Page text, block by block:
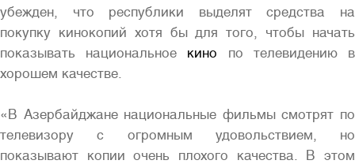
убежден, что республики выделят средства на
покупку кинокопий хотя бы для того, чтобы начать
показывать национальное кино по телевидению в
хорошем качестве.
«В Азербайджане национальные фильмы смотрят по
телевизору с огромным удовольствием, но
показывают копии очень плохого качества. В этом